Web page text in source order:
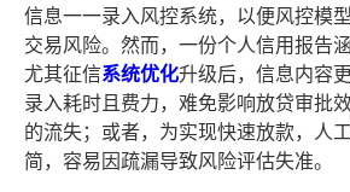
信息一一录入风控系统，以便风控模
交易风险。然而，一份个人信用报告
尤其征信系统优化升级后，信息内容
录入耗时且费力，难免影响放贷审批
的流失；或者，为实现快速放款，人
简，容易因疏漏导致风险评估失准。